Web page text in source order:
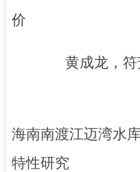
价
黄成龙，符
海南南渡江迈湾水
特性研究